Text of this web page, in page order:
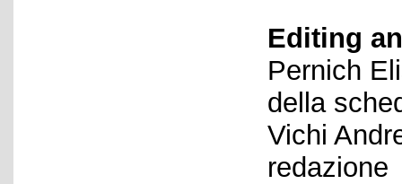
Editing
Pernich
della
Vichi
redazione